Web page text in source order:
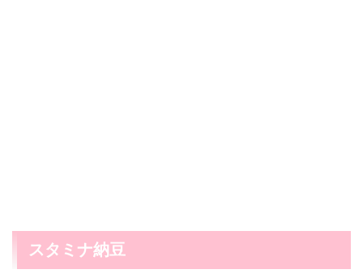
スタミナ納豆